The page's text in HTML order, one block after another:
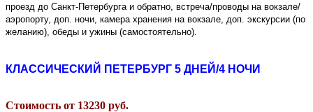
проезд до Санкт-Петербурга и обратно, встреча/проводы на вокзале/
аэропорту, доп. ночи, камера хранения на вокзале, доп. экскурсии (по
желанию), обеды и ужины (самостоятельно).
КЛАССИЧЕСКИЙ ПЕТЕРБУРГ 5 ДНЕЙ/4 НОЧИ
Стоимость от 13230 руб.